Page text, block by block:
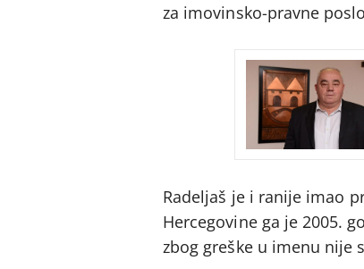
za imovinsko-pravne
Radeljaš je i ranije imao
Hercegovine ga je 2005.
zbog greške u imenu nije